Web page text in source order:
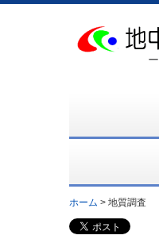
ボーリング調査
原位置試験
室内試験
ホーム 地質調査